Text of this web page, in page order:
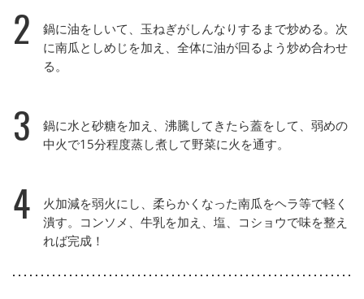
2
鍋に油をしいて、玉ねぎがしんなりするまで炒める。次
に南瓜としめじを加え、全体に油が回るよう炒め合わせ
る。
3
鍋に水と砂糖を加え、沸騰してきたら蓋をして、弱めの
中火で15分程度蒸し煮して野菜に火を通す。
4
火加減を弱火にし、柔らかくなった南瓜をヘラ等で軽く
潰す。コンソメ、牛乳を加え、塩、コショウで味を整え
れば完成！